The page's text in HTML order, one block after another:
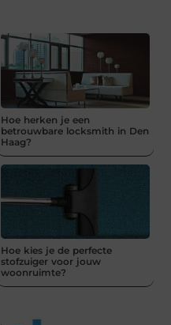
Hoe herken je een
betrouwbare locksmith in Den
Haag?
Hoe kies je de perfecte
stofzuiger voor jouw
woonruimte?